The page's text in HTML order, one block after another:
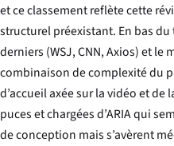
et ce classement reflète cette
structurel préexistant. En bas du
derniers (WSJ, CNN, Axios) et
combinaison de complexité du
d’accueil axée sur la vidéo et de
puces et chargées d’ARIA qui
de conception mais s’avèrent